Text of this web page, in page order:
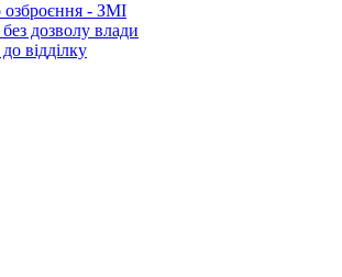
озброєння - ЗМІ
дозволу влади
відділку